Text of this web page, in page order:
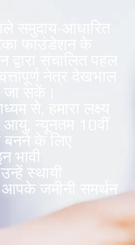
समुदाय-आधारित
फाउंडेशन के
संचालित पहल
नेत्र देखभाल
सकें।
से, हमारा लक्ष्य
आयु, न्यूनतम 10वीं
के लिए
स्थायी
जमीनी समर्थन